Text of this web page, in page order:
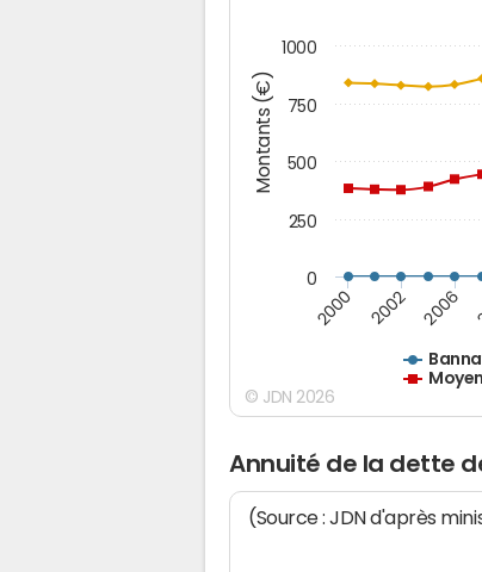
Montants (€)
2000 2002 2006
0
250
500
750
1000
© JDN 2026
Annuité de la dette
(Source : JDN d'après